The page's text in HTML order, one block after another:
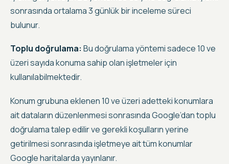
sonrasında ortalama 3 günlük bir inceleme süreci
bulunur.
Toplu doğrulama: Bu doğrulama yöntemi sadece10 ve
üzeri sayıda konuma sahip olan işletmeleriçin
kullanılabilmektedir.
Konum grubuna eklenen 10 ve üzeri adetteki konumlara
ait dataların düzenlenmesi sonrasında Google’dan toplu
doğrulama talep edilir ve gerekli koşulların yerine
getirilmesi sonrasında işletmeye ait tüm konumlar
Google haritalarda yayınlanır.